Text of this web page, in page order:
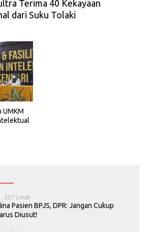
Terima 40 Kekayaan
dari Suku Tolaki
UMKM
357 Lihat
Pasien BPJS, DPR: Jangan Cukup
Diusut!